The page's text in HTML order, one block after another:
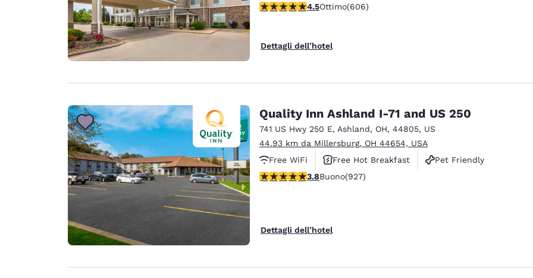
Valutazione di 4.53 stelle. Ottimo. 606 recensioni
4.5Ottimo(606)
Dettagli dell’hotel
Quality Inn Ashland I-71 and US 250
741 US Hwy 250 E, Ashland, OH, 44805, US
44.93 km da Millersburg, OH 44654, USA
Free WiFi
Free Hot Breakfast
Pet Friendly
Valutazione di 3.8 stelle. Buono. 927 recensioni
3.8Buono(927)
Dettagli dell’hotel